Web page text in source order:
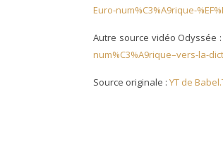
Euro-num%C3%A9rique-
Autre source vidéo Odyssée :
num%C3%A9rique–vers-la-
Source originale : YT de